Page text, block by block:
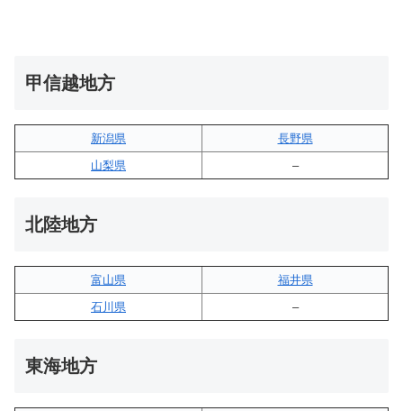
甲信越地方
新潟県
長野県
山梨県
–
北陸地方
富山県
福井県
石川県
–
東海地方